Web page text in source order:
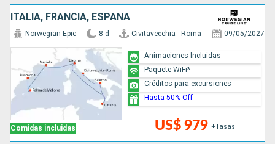
ITALIA, FRANCIA, ESPAÑA
Comidas incluidas
Norwegian Epic 8 d Civitavecchia - Roma 09/05/2027
US$ 979 +Tasas
Animaciones Incluidas
Paquete WiFi*
Créditos para excursiones
Hasta 50% Off